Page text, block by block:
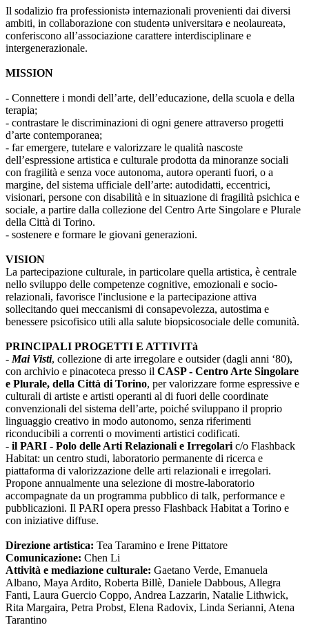
Il sodalizio fra professionistə internazionali provenienti dai diversi
ambiti, in collaborazione con studentə universitarə e neolaureatə,
conferiscono all’associazione carattere interdisciplinare e
intergenerazionale.
MISSION
- Connettere i mondi dell’arte, dell’educazione, della scuola e della
terapia;
- contrastare le discriminazioni di ogni genere attraverso progetti
d’arte contemporanea;
- far emergere, tutelare e valorizzare le qualità nascoste
dell’espressione artistica e culturale prodotta da minoranze sociali
con fragilità e senza voce autonoma, autorə operanti fuori, o a
margine, del sistema ufficiale dell’arte: autodidatti, eccentrici,
visionari, persone con disabilità e in situazione di fragilità psichica e
sociale, a partire dalla collezione del Centro Arte Singolare e Plurale
della Città di Torino.
- sostenere e formare le giovani generazioni.
VISION
La partecipazione culturale, in particolare quella artistica, è centrale
nello sviluppo delle competenze cognitive, emozionali e socio-
relazionali, favorisce l'inclusione e la partecipazione attiva
sollecitando quei meccanismi di consapevolezza, autostima e
benessere psicofisico utili alla salute biopsicosociale delle comunità.
PRINCIPALI PROGETTI E ATTIVITà
- Mai Visti, collezione di arte irregolare e outsider (dagli anni ‘80),
con archivio e pinacoteca presso il CASP - Centro Arte Singolare
e Plurale, della Città di Torino, per valorizzare forme espressive e
culturali di artiste e artisti operanti al di fuori delle coordinate
convenzionali del sistema dell’arte, poiché sviluppano il proprio
linguaggio creativo in modo autonomo, senza riferimenti
riconducibili a correnti o movimenti artistici codificati.
- il PARI - Polo delle Arti Relazionali e Irregolari c/o Flashback
Habitat: un centro studi, laboratorio permanente di ricerca e
piattaforma di valorizzazione delle arti relazionali e irregolari.
Propone annualmente una selezione di mostre-laboratorio
accompagnate da un programma pubblico di talk, performance e
pubblicazioni. Il PARI opera presso Flashback Habitat a Torino e
con iniziative diffuse.
Direzione artistica: Tea Taramino e Irene Pittatore
Comunicazione: Chen Li
Attività e mediazione culturale: Gaetano Verde, Emanuela
Albano, Maya Ardito, Roberta Billè, Daniele Dabbous, Allegra
Fanti, Laura Guercio Coppo, Andrea Lazzarin, Natalie Lithwick,
Rita Margaira, Petra Probst, Elena Radovix, Linda Serianni, Atena
Tarantino